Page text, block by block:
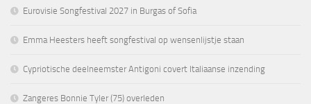
Eurovisie Songfestival 2027 in Burgas of Sofia
Emma Heesters heeft songfestival op wensenlijstje staan
Cypriotische deelneemster Antigoni covert Italiaanse inzending
Zangeres Bonnie Tyler (75) overleden